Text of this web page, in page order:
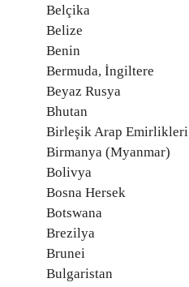
Belçika
Belize
Benin
Bermuda, İngiltere
Beyaz Rusya
Bhutan
Birleşik Arap Emirlikleri
Birmanya (Myanmar)
Bolivya
Bosna Hersek
Botswana
Brezilya
Brunei
Bulgaristan